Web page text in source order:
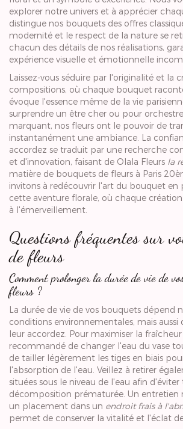
explorer notre univers et à apprécier
distingue nos bouquets des offres
modernité et le respect de la nature se
chacun des détails de nos réalisations,
expérience visuelle et émotionnelle
Laissez-vous séduire par l'originalité et la
compositions, où chaque bouquet
évoque l'essence même de la vie
surprendre un être cher ou pour
marquant, nos fleurs ont le pouvoir de
instantanément une ambiance. La
accordez se traduit par une recherche
et d'innovation, faisant de Olala Fleurs la
matière de bouquets de fleurs à Paris
invitons à redécouvrir l'art du bouquet en
cette aventure florale, où chaque
à l'émerveillement.
Questions fréquentes sur
de fleurs
Comment prolonger la durée de vie de
fleurs ?
La durée de vie de vos bouquets dépend
conditions environnementales, mais aussi
leur accordez. Pour maximiser la
recommandé de changer l'eau du vase
de tailler légèrement les tiges en biais
l'absorption de l'eau. Veillez à retirer
situées sous le niveau de l'eau afin
décomposition prématurée. Un entretien
un placement dans un endroit frais à
permet de conserver la vitalité et l'éclat